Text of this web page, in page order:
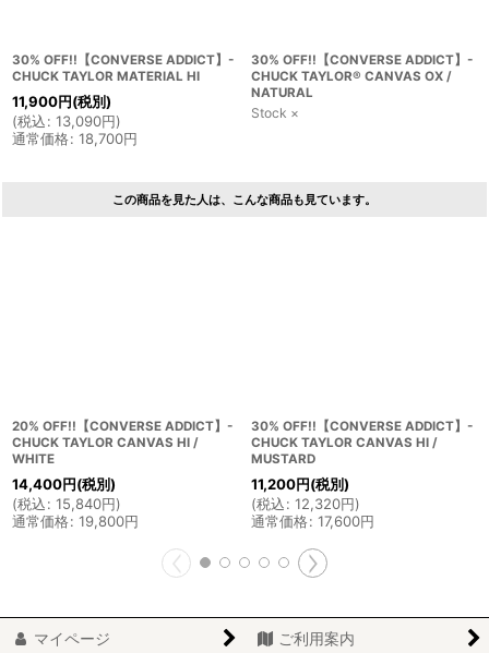
30% OFF!!【CONVERSE ADDICT】-
CHUCK TAYLOR MATERIAL HI
11,900円(税別)
(税込: 13,090円)
通常価格: 18,700円
30% OFF!!【CONVERSE ADDICT】-
CHUCK TAYLOR® CANVAS OX /
NATURAL
Stock ×
この商品を見た人は、こんな商品も見ています。
20% OFF!!【CONVERSE ADDICT】-
CHUCK TAYLOR CANVAS HI /
WHITE
14,400円(税別)
(税込: 15,840円)
通常価格: 19,800円
30% OFF!!【CONVERSE ADDICT】-
CHUCK TAYLOR CANVAS HI /
MUSTARD
11,200円(税別)
(税込: 12,320円)
通常価格: 17,600円
マイページ ご利用案内